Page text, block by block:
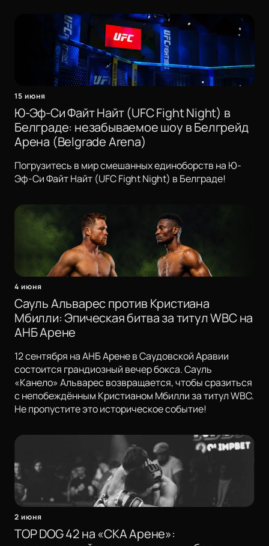
15 июня
Ю-Эф-Си Файт Найт (UFC Fight Night) в
Белграде: незабываемое шоу в Белгрейд
Арена (Belgrade Arena)
Погрузитесь в мир смешанных единоборств на Ю-
Эф-Си Файт Найт (UFC Fight Night) в Белграде!
4 июня
Сауль Альварес против Кристиана
Мбилли: Эпическая битва за титул WBC на
АНБ Арене
12 сентября на АНБ Арене в Саудовской Аравии
состоится грандиозный вечер бокса. Сауль
«Канело» Альварес возвращается, чтобы сразиться
с непобеждённым Кристианом Мбилли за титул WBC.
Не пропустите это историческое событие!
2 июня
TOP DOG 42 на «СКА Арене»: